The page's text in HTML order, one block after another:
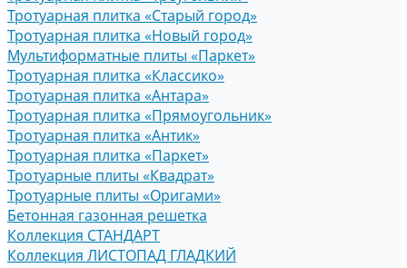
Тротуарная плитка «Старый город»
Тротуарная плитка «Новый город»
Мультиформатные плиты «Паркет»
Тротуарная плитка «Классико»
Тротуарная плитка «Антара»
Тротуарная плитка «Прямоугольник»
Тротуарная плитка «Антик»
Тротуарная плитка «Паркет»
Тротуарные плиты «Квадрат»
Тротуарные плиты «Оригами»
Бетонная газонная решетка
Коллекция СТАНДАРТ
Коллекция ЛИСТОПАД ГЛАДКИЙ